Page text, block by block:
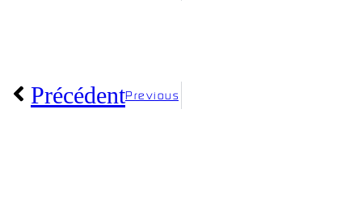
PrécédentPrevious